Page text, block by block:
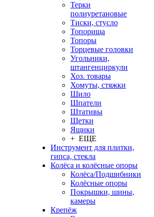
Терки
полиуретановые
Тиски, стусло
Топорища
Топоры
Торцевые головки
Угольники,
штангенциркули
Хоз. товары
Хомуты, стяжки
Шило
Шпатели
Штативы
Щетки
Ящики
+ ЕЩЕ
Инструмент для плитки,
гипса, стекла
Колёса и колёсные опоры
Колёса/Подшибники
Колёсные опоры
Покрышки, шины,
камеры
Крепёж